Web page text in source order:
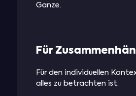
Ganze.
Für
Für den individuellen
alles zu betrachten ist.